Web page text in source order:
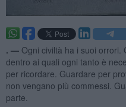
. — Ogni civiltà ha i suoi orrori.
dentro ai quali ogni tanto è
per ricordare. Guardare per
non vengano più commessi.
parte.